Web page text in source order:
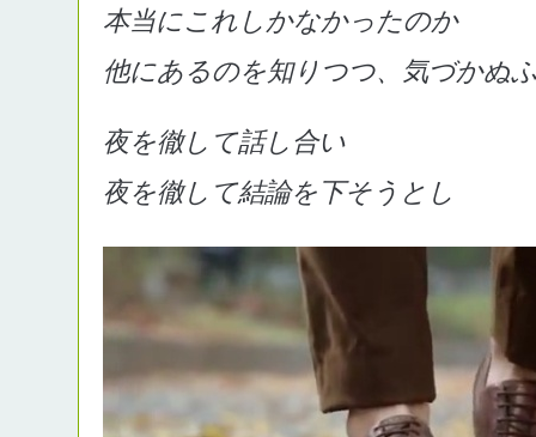
本当にこれしかなかったのか
他にあるのを知りつつ、気づかぬ
夜を徹して話し合い
夜を徹して結論を下そうとし